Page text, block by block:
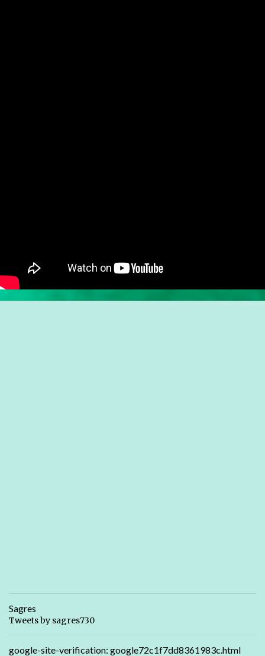
Sagres
Tweets by sagres730
google-site-verification: google72c1f7dd8361983c.html